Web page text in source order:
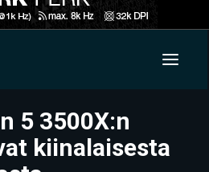
5 3500X:n
kiinalaisesta